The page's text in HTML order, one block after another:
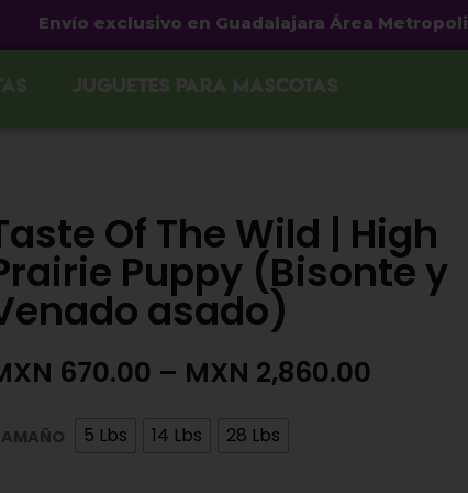
exclusivo en Guadalajara Área Metropolitana
Juguetes para mascotas
Of The Wild | High
Puppy (Bisonte y
asado)
670.00 – MXN 2,860.00
5 Lbs 14 Lbs 28 Lbs